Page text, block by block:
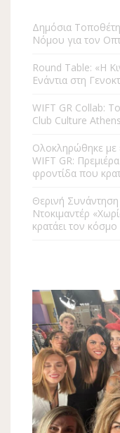
Δημόσια
Νόμου για τον
Round Table: «Η
Ενάντια στη
WIFT GR Collab:
Club Culture Athens
Ολοκληρώθηκε με
WIFT GR:
φροντίδα που
Θερινή
Ντοκιμαντέρ
κρατάει τον